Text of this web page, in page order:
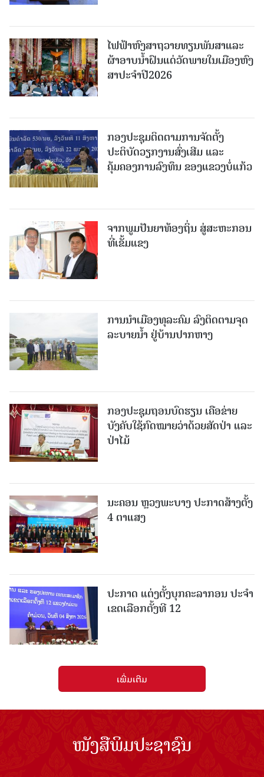
ໄຟຟ້າຫົງສາຖວາຍທຽນພັນສາແລະ
ຜ້າອາບນໍ້າຝົນແດ່ວັດພາຍໃນເມືອງຫົງ
ສາປະຈໍາປີ2026
ກອງປະຊຸມຕິດຕາມການຈັດຕັ້ງ
ປະຕິບັດວຽກງານສົ່ງເສີມ ແລະ
ຄຸ້ມຄອງການລົງທຶນ ຂອງແຂວງບໍ່ແກ້ວ
ຈາກພູມປັນຍາທ້ອງຖິ່ນ ສູ່ສະຫະກອນ
ທີ່ເຂັ້ມແຂງ
ການນໍາເມືອງທຸລະຄົມ ລົງຕິດຕາມຈຸດ
ລະບາຍນໍ້າ ຢູ່ບ້ານປາກຫາງ
ກອງປະຊຸມຖອນບົດຮຽນ ເຄືອຂ່າຍ
ບັງຄັບໃຊ້ກົດໝາຍວ່າດ້ວຍສັດປ່າ ແລະ
ປ່າໄມ້
ນະຄອນ ຫຼວງພະບາງ ປະ​ກາດ​ສ້າງ​ຕັ້ງ
4 ຕາແສງ
ປະກາດ ແຕ່ງຕັ້ງບຸກຄະລາກອນ ປະຈໍາ
ເຂດເລືອກຕັ້ງທີ 12
ເພີ່ມເຕີມ
ໜັງສືພິມປະຊາຊົນ